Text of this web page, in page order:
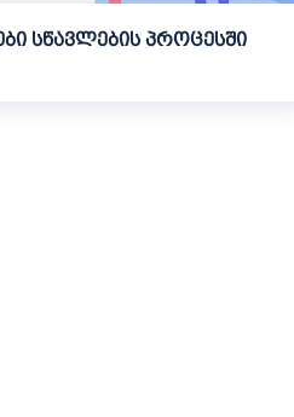
სწავლების პროცესში